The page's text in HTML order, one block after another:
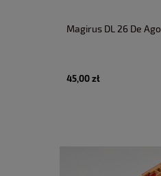
Magirus DL 26 De
45,00 zł